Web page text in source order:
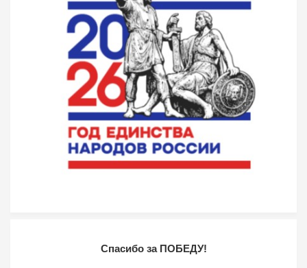
Спасибо за ПОБЕДУ!